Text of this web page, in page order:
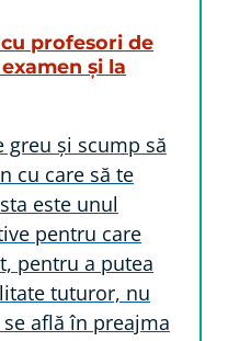
profesori de
și la
greu și scump să
cu care să te
este unul
pentru care
pentru a putea
tuturor, nu
află în preajma